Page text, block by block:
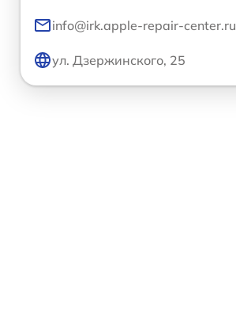
info@irk.apple-repair-center.ru
ул. Дзержинского, 25